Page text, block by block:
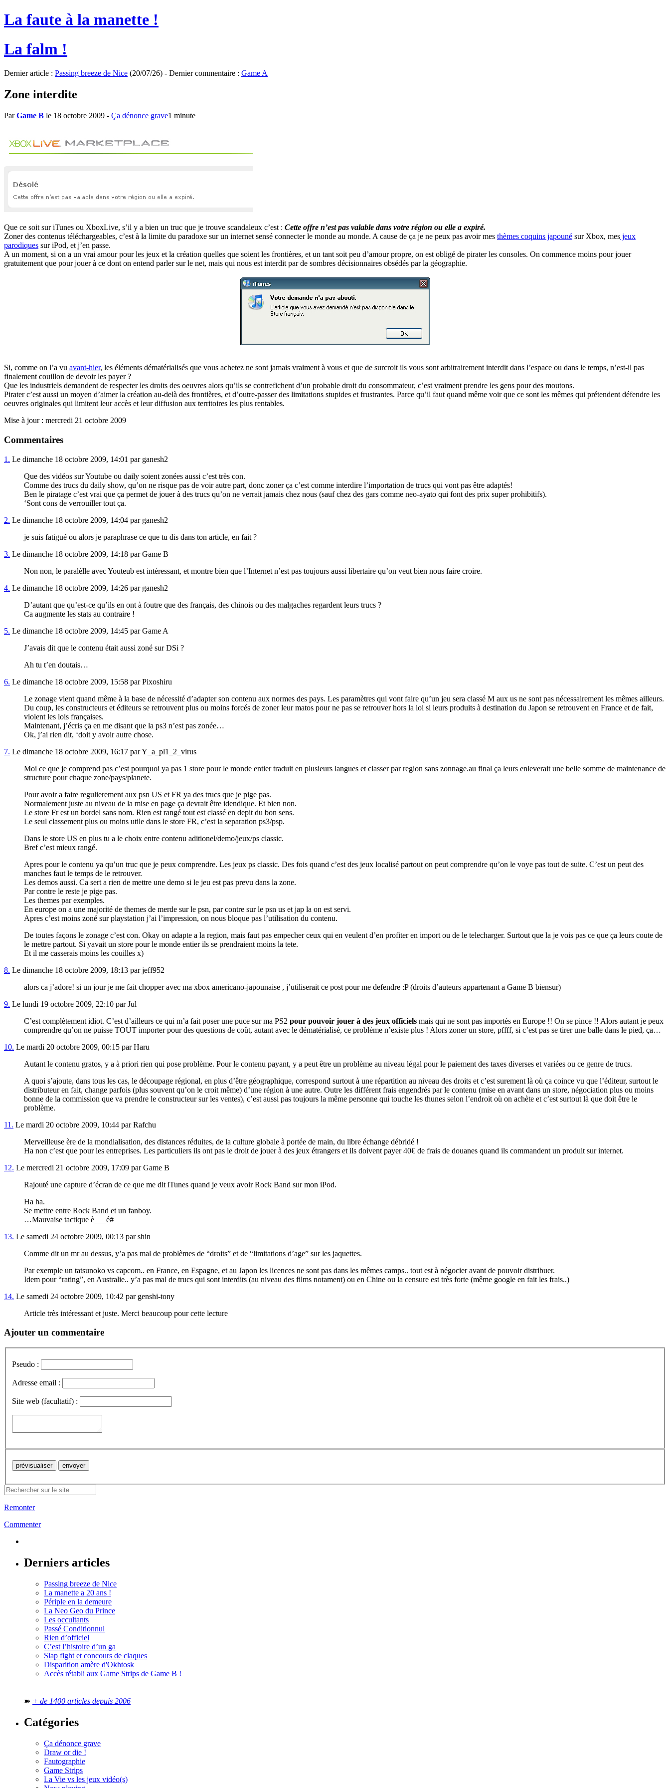
La faute à la manette !
La falm !
Dernier article : Passing breeze de Nice (20/07/26) - Dernier commentaire : Game A
Zone interdite
ParGame B le 18 octobre 2009 - Ça dénonce grave1 minute
Que ce soit sur iTunes ou XboxLive, s’il y a bien un truc que je trouve scandaleux c’est : Cette offre n’est pas valable dans votre région ou elle a expiré.
Zoner des contenus téléchargeables, c’est à la limite du paradoxe sur un internet sensé connecter le monde au monde. A cause de ça je ne peux pas avoir mes thèmes coquins japouné sur Xbox, mes jeux
parodiques sur iPod, et j’en passe.
A un moment, si on a un vrai amour pour les jeux et la création quelles que soient les frontières, et un tant soit peu d’amour propre, on est obligé de pirater les consoles. On commence moins pour jouer
gratuitement que pour jouer à ce dont on entend parler sur le net, mais qui nous est interdit par de sombres décisionnaires obsédés par la géographie.
Si, comme on l’a vu avant-hier, les éléments dématérialisés que vous achetez ne sont jamais vraiment à vous et que de surcroit ils vous sont arbitrairement interdit dans l’espace ou dans le temps, n’est-il pas
finalement couillon de devoir les payer ?
Que les industriels demandent de respecter les droits des oeuvres alors qu’ils se contrefichent d’un probable droit du consommateur, c’est vraiment prendre les gens pour des moutons.
Pirater c’est aussi un moyen d’aimer la création au-delà des frontières, et d’outre-passer des limitations stupides et frustrantes. Parce qu’il faut quand même voir que ce sont les mêmes qui prétendent défendre les
oeuvres originales qui limitent leur accès et leur diffusion aux territoires les plus rentables.
Mise à jour : mercredi 21 octobre 2009
Commentaires
1. Le dimanche 18 octobre 2009, 14:01 par ganesh2
Que des vidéos sur Youtube ou daily soient zonées aussi c’est très con.
Comme des trucs du daily show, qu’on ne risque pas de voir autre part, donc zoner ça c’est comme interdire l’importation de trucs qui vont pas être adaptés!
Ben le piratage c’est vrai que ça permet de jouer à des trucs qu’on ne verrait jamais chez nous (sauf chez des gars comme neo-ayato qui font des prix super prohibitifs).
‘Sont cons de verrouiller tout ça.
2. Le dimanche 18 octobre 2009, 14:04 par ganesh2
je suis fatigué ou alors je paraphrase ce que tu dis dans ton article, en fait ?
3. Le dimanche 18 octobre 2009, 14:18 par Game B
Non non, le paralèlle avec Youteub est intéressant, et montre bien que l’Internet n’est pas toujours aussi libertaire qu’on veut bien nous faire croire.
4. Le dimanche 18 octobre 2009, 14:26 par ganesh2
D’autant que qu’est-ce qu’ils en ont à foutre que des français, des chinois ou des malgaches regardent leurs trucs ?
Ca augmente les stats au contraire !
5. Le dimanche 18 octobre 2009, 14:45 par Game A
J’avais dit que le contenu était aussi zoné sur DSi ?
Ah tu t’en doutais…
6. Le dimanche 18 octobre 2009, 15:58 par Pixoshiru
Le zonage vient quand même à la base de nécessité d’adapter son contenu aux normes des pays. Les paramètres qui vont faire qu’un jeu sera classé M aux us ne sont pas nécessairement les mêmes ailleurs.
Du coup, les constructeurs et éditeurs se retrouvent plus ou moins forcés de zoner leur matos pour ne pas se retrouver hors la loi si leurs produits à destination du Japon se retrouvent en France et de fait,
violent les lois françaises.
Maintenant, j’écris ça en me disant que la ps3 n’est pas zonée…
Ok, j’ai rien dit, ‘doit y avoir autre chose.
7. Le dimanche 18 octobre 2009, 16:17 par Y_a_pl1_2_virus
Moi ce que je comprend pas c’est pourquoi ya pas 1 store pour le monde entier traduit en plusieurs langues et classer par region sans zonnage.au final ça leurs enleverait une belle somme de maintenance de
structure pour chaque zone/pays/planete.
Pour avoir a faire regulierement aux psn US et FR ya des trucs que je pige pas.
Normalement juste au niveau de la mise en page ça devrait être idendique. Et bien non.
Le store Fr est un bordel sans nom. Rien est rangé tout est classé en depit du bon sens.
Le seul classement plus ou moins utile dans le store FR, c’est la separation ps3/psp.
Dans le store US en plus tu a le choix entre contenu aditionel/demo/jeux/ps classic.
Bref c’est mieux rangé.
Apres pour le contenu ya qu’un truc que je peux comprendre. Les jeux ps classic. Des fois quand c’est des jeux localisé partout on peut comprendre qu’on le voye pas tout de suite. C’est un peut des
manches faut le temps de le retrouver.
Les demos aussi. Ca sert a rien de mettre une demo si le jeu est pas prevu dans la zone.
Par contre le reste je pige pas.
Les themes par exemples.
En europe on a une majorité de themes de merde sur le psn, par contre sur le psn us et jap la on est servi.
Apres c’est moins zoné sur playstation j’ai l’impression, on nous bloque pas l’utilisation du contenu.
De toutes façons le zonage c’est con. Okay on adapte a la region, mais faut pas empecher ceux qui en veulent d’en profiter en import ou de le telecharger. Surtout que la je vois pas ce que ça leurs coute de
le mettre partout. Si yavait un store pour le monde entier ils se prendraient moins la tete.
Et il me casserais moins les couilles x)
8. Le dimanche 18 octobre 2009, 18:13 par jeff952
alors ca j’adore! si un jour je me fait chopper avec ma xbox americano-japounaise , j’utiliserait ce post pour me defendre :P (droits d’auteurs appartenant a Game B biensur)
9. Le lundi 19 octobre 2009, 22:10 par Jul
C’est complètement idiot. C’est d’ailleurs ce qui m’a fait poser une puce sur ma PS2 pour pouvoir jouer à des jeux officiels mais qui ne sont pas importés en Europe !! On se pince !! Alors autant je peux
comprendre qu’on ne puisse TOUT importer pour des questions de coût, autant avec le dématérialisé, ce problème n’existe plus ! Alors zoner un store, pffff, si c’est pas se tirer une balle dans le pied, ça…
10. Le mardi 20 octobre 2009, 00:15 par Haru
Autant le contenu gratos, y a à priori rien qui pose problème. Pour le contenu payant, y a peut être un problème au niveau légal pour le paiement des taxes diverses et variées ou ce genre de trucs.
A quoi s’ajoute, dans tous les cas, le découpage régional, en plus d’être géographique, correspond surtout à une répartition au niveau des droits et c’est surement là où ça coince vu que l’éditeur, surtout le
distributeur en fait, change parfois (plus souvent qu’on le croit même) d’une région à une autre. Outre les différent frais engendrés par le contenu (mise en avant dans un store, négociation plus ou moins
bonne de la commission que va prendre le constructeur sur les ventes), c’est aussi pas toujours la même personne qui touche les thunes selon l’endroit où on achète et c’est surtout là que doit être le
problème.
11. Le mardi 20 octobre 2009, 10:44 par Rafchu
Merveilleuse ère de la mondialisation, des distances réduites, de la culture globale à portée de main, du libre échange débridé !
Ha non c’est que pour les entreprises. Les particuliers ils ont pas le droit de jouer à des jeux étrangers et ils doivent payer 40€ de frais de douanes quand ils commandent un produit sur internet.
12. Le mercredi 21 octobre 2009, 17:09 par Game B
Rajouté une capture d’écran de ce que me dit iTunes quand je veux avoir Rock Band sur mon iPod.
Ha ha.
Se mettre entre Rock Band et un fanboy.
…Mauvaise tactique è___é#
13. Le samedi 24 octobre 2009, 00:13 par shin
Comme dit un mr au dessus, y’a pas mal de problèmes de “droits” et de “limitations d’age” sur les jaquettes.
Par exemple un tatsunoko vs capcom.. en France, en Espagne, et au Japon les licences ne sont pas dans les mêmes camps.. tout est à négocier avant de pouvoir distribuer.
Idem pour “rating”, en Australie.. y’a pas mal de trucs qui sont interdits (au niveau des films notament) ou en Chine ou la censure est très forte (même google en fait les frais..)
14. Le samedi 24 octobre 2009, 10:42 par genshi-tony
Article très intéressant et juste. Merci beaucoup pour cette lecture
Ajouter un commentaire
Pseudo :
Adresse email :
Site web (facultatif) :
Remonter
Commenter
Derniers articles
Passing breeze de Nice
La manette a 20 ans !
Périple en la demeure
La Neo Geo du Prince
Les occultants
Passé Conditionnul
Rien d’officiel
C’est l’histoire d’un ga
Slap fight et concours de claques
Disparition amère d'Okhtosk
Accès rétabli aux Game Strips de Game B !
➽ + de 1400 articles depuis 2006
Catégories
Ça dénonce grave
Draw or die !
Fautographie
Game Strips
La Vie vs les jeux vidéo(s)